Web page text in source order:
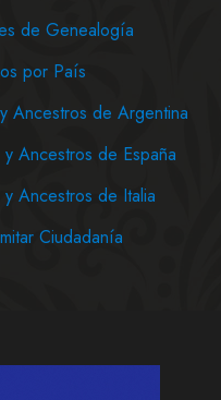
de Genealogía
por País
Ancestros de Argentina
Ancestros de España
Ancestros de Italia
Ciudadanía